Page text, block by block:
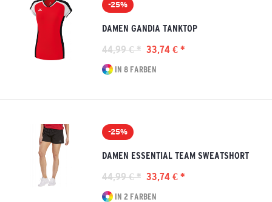
-25%
DAMEN GANDIA TANKTOP
44,99 € * 33,74 € *
IN 8 FARBEN
-25%
DAMEN ESSENTIAL TEAM SWEATSHORT
44,99 € * 33,74 € *
IN 2 FARBEN